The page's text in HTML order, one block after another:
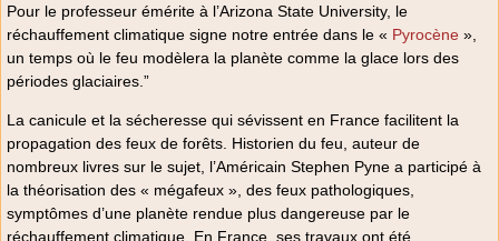
Pour le professeur émérite à l’Arizona State University, le
réchauffement climatique signe notre entrée dans le « Pyrocène »,
un temps où le feu modèlera la planète comme la glace lors des
périodes glaciaires.”
La canicule et la sécheresse qui sévissent en France facilitent la
propagation des feux de forêts. Historien du feu, auteur de
nombreux livres sur le sujet, l’Américain Stephen Pyne a participé à
la théorisation des « mégafeux », des feux pathologiques,
symptômes d’une planète rendue plus dangereuse par le
réchauffement climatique. En France, ses travaux ont été